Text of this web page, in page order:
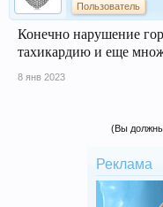
Пользователь
Конечно нарушение
тахикардию и еще
8 янв 2023
(Вы должны
Реклама